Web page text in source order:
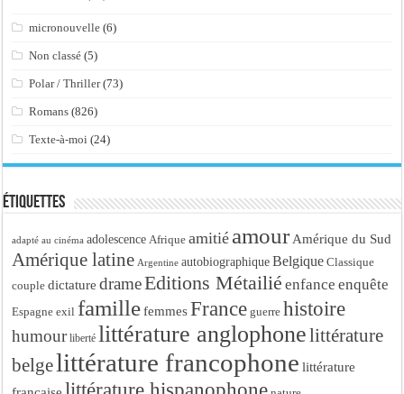
micronouvelle (6)
Non classé (5)
Polar / Thriller(73)
Romans (826)
Texte-à-moi (24)
Étiquettes
adapté au cinéma adolescence Afrique amitié amour Amérique du Sud
Amérique latine Argentine autobiographique Belgique Classique
couple dictature drameEditions Métailié enfance enquête
Espagne exil famille femmes France guerre histoire
humour liberté littérature anglophonelittérature
belgelittérature francophone littérature